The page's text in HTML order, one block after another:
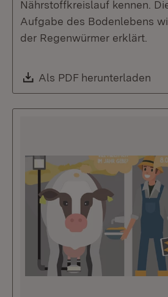
Nährstoffkreislauf kennen.
Aufgabe des Bodenlebens
der Regenwürmer erklärt.
Download:
Als PDF herunterladen